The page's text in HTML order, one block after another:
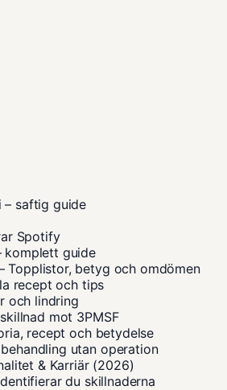
– saftig guide
Spotify
komplett guide
Topplistor, betyg och omdömen
recept och tips
och lindring
mot 3PMSF
recept och betydelse
utan operation
& Karriär (2026)
du skillnaderna